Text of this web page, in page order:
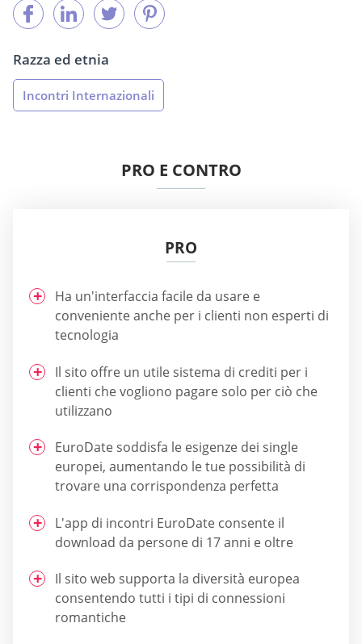
Razza ed etnia
Incontri Internazionali
PRO E CONTRO
PRO
Ha un'interfaccia facile da usare e
conveniente anche per i clienti non esperti di
tecnologia
Il sito offre un utile sistema di crediti per i
clienti che vogliono pagare solo per ciò che
utilizzano
EuroDate soddisfa le esigenze dei single
europei, aumentando le tue possibilità di
trovare una corrispondenza perfetta
L'app di incontri EuroDate consente il
download da persone di 17 anni e oltre
Il sito web supporta la diversità europea
consentendo tutti i tipi di connessioni
romantiche